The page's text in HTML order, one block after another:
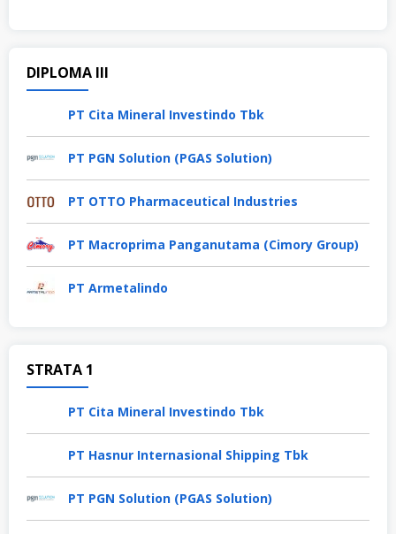
DIPLOMA III
PT Cita Mineral Investindo Tbk
PT PGN Solution (PGAS Solution)
PT OTTO Pharmaceutical Industries
PT Macroprima Panganutama (Cimory Group)
PT Armetalindo
STRATA 1
PT Cita Mineral Investindo Tbk
PT Hasnur Internasional Shipping Tbk
PT PGN Solution (PGAS Solution)